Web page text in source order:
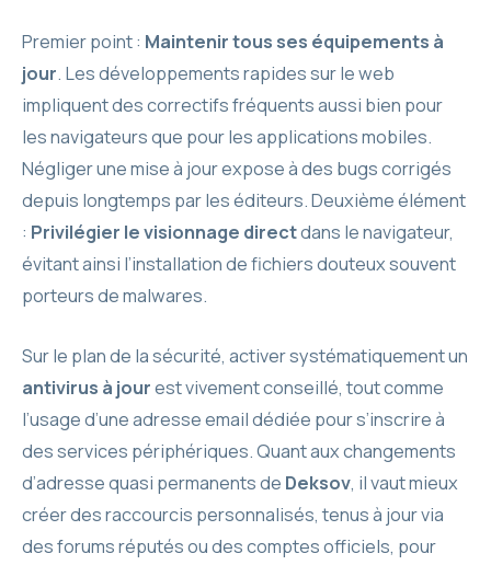
Premier point : Maintenir tous ses équipements à
jour. Les développements rapides sur le web
impliquent des correctifs fréquents aussi bien pour
les navigateurs que pour les applications mobiles.
Négliger une mise à jour expose à des bugs corrigés
depuis longtemps par les éditeurs. Deuxième élément
: Privilégier le visionnage directdans le navigateur,
évitant ainsi l’installation de fichiers douteux souvent
porteurs de malwares.
Sur le plan de la sécurité, activer systématiquement un
antivirus à jourest vivement conseillé, tout comme
l’usage d’une adresse email dédiée pour s’inscrire à
des services périphériques. Quant aux changements
d’adresse quasi permanents de Deksov, il vaut mieux
créer des raccourcis personnalisés, tenus à jour via
des forums réputés ou des comptes officiels, pour